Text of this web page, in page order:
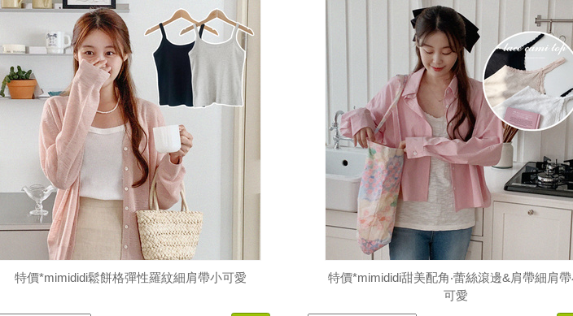
特價*mimididi鬆餅格彈性羅紋細肩帶小可愛
特價*mimididi甜美配角‧蕾絲滾邊&肩帶細肩
可愛